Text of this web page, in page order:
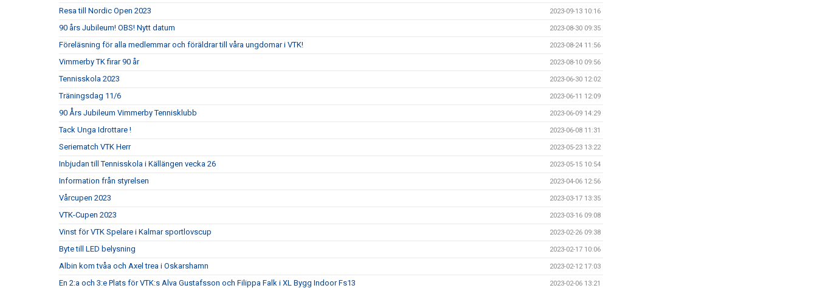
Resa till Nordic Open 2023 2023-09-13 10:16
90 års Jubileum! OBS! Nytt datum 2023-08-30 09:35
Föreläsning för alla medlemmar och föräldrar till våra ungdomar i VTK! 2023-08-24 11:56
Vimmerby TK firar 90 år 2023-08-10 09:56
Tennisskola 2023 2023-06-30 12:02
Träningsdag 11/6 2023-06-11 12:09
90 Års Jubileum Vimmerby Tennisklubb 2023-06-09 14:29
Tack Unga Idrottare ! 2023-06-08 11:31
Seriematch VTK Herr 2023-05-23 13:22
Inbjudan till Tennisskola i Källängen vecka 26 2023-05-15 10:54
Information från styrelsen 2023-04-06 12:56
Vårcupen 2023 2023-03-17 13:35
VTK-Cupen 2023 2023-03-16 09:08
Vinst för VTK Spelare i Kalmar sportlovscup 2023-02-26 09:38
Byte till LED belysning 2023-02-17 10:06
Albin kom tvåa och Axel trea i Oskarshamn 2023-02-12 17:03
En 2:a och 3:e Plats för VTK:s Alva Gustafsson och Filippa Falk i XL Bygg Indoor Fs13 2023-02-06 13:21